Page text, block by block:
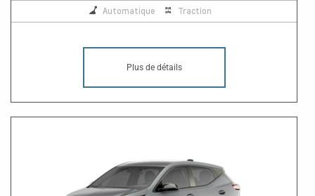
Automatique Traction
Plus de détails